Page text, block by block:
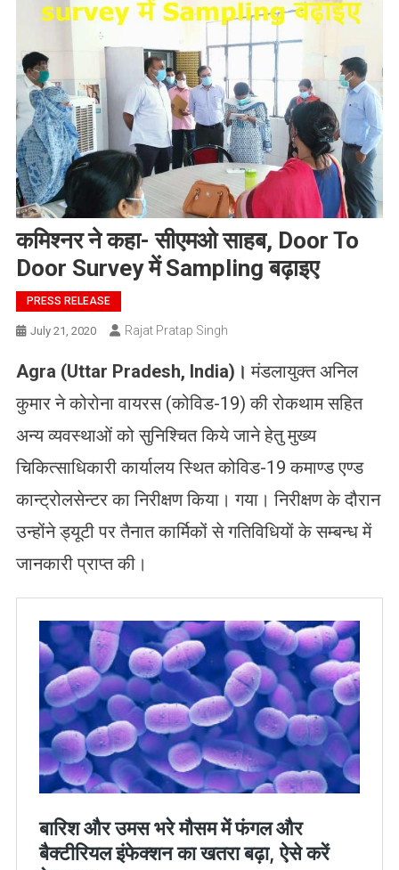
कमिश्नर ने कहा- सीएमओ साहब, Door To
Door Survey में Sampling बढ़ाइए
PRESS RELEASE
July 21, 2020 Rajat Pratap Singh
Agra (Uttar Pradesh, India) । मंडलायुक्त अनिल
कुमार ने कोरोना वायरस (कोविड-19) की रोकथाम सहित
अन्य व्यवस्थाओं को सुनिश्चित किये जाने हेतु मुख्य
चिकित्साधिकारी कार्यालय स्थित कोविड-19 कमाण्ड एण्ड
कान्ट्रोलसेन्टर का निरीक्षण किया। गया। निरीक्षण के दौरान
उन्होंने ड्यूटी पर तैनात कार्मिकों से गतिविधियों के सम्बन्ध में
जानकारी प्राप्त की।